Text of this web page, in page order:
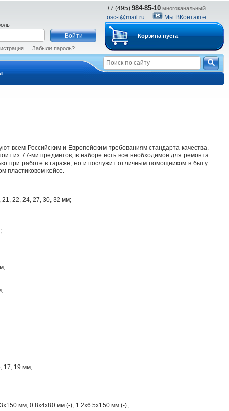
+7 (495) 984-85-10 многоканальный
osc-t@mail.ru Мы ВКонтакте
Забыли пароль?
Корзина пуста
всем Российским и Европейским требованиям стандарта качества.
из 77-ми предметов, в наборе есть все необходимое для ремонта
при работе в гараже, но и послужит отличным помощником в быту.
пластиковом кейсе.
21, 22, 24, 27, 30, 32 мм;
17, 19 мм;
мм; 0.8х4х80 мм (-); 1.2х6.5х150 мм (-);